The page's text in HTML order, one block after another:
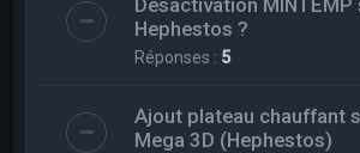
Hephestos ?
Réponses : 5
Ajout plateau chauffant
Mega 3D (Hephestos)